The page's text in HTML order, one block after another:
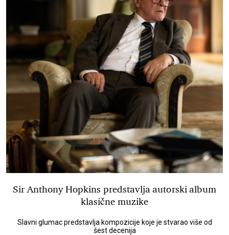
Sir Anthony Hopkins predstavlja autorski album
klasične muzike
Slavni glumac predstavlja kompozicije koje je stvarao više od
šest decenija